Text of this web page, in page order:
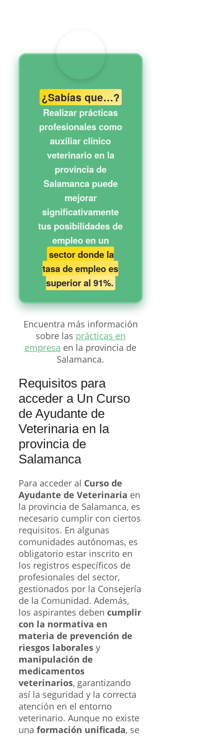
¿Sabías que…?
Realizar prácticas
profesionales como
auxiliar clínico
veterinario en la
provincia de
Salamanca puede
mejorar
significativamente
tus posibilidades de
empleo en un
sector donde la
tasa de empleo es
superior al 91%.
Encuentra más información
sobre las prácticas en
empresa en la provincia de
Salamanca.
Requisitos para
acceder a Un Curso
de Ayudante de
Veterinaria en la
provincia de
Salamanca
Para acceder al Curso de
Ayudante de Veterinaria en
la provincia de Salamanca, es
necesario cumplir con ciertos
requisitos. En algunas
comunidades autónomas, es
obligatorio estar inscrito en
los registros específicos de
profesionales del sector,
gestionados por la Consejería
de la Comunidad. Además,
los aspirantes deben cumplir
con la normativa en
materia de prevención de
riesgos laborales y
manipulación de
medicamentos
veterinarios, garantizando
así la seguridad y la correcta
atención en el entorno
veterinario. Aunque no existe
una formación unificada, se